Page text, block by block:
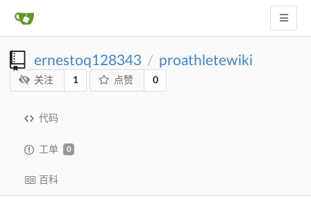
ernestoq128343 / proathletewiki
关注 1 点赞 0
代码
工单 0
百科